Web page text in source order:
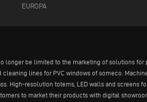
EUROPA
longer be limited to the marketing of solutions
lines for PVC windows of someco.
High-resolution totems, LED walls and screens
to market their products with digital